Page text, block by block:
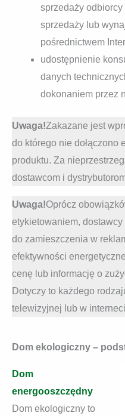
sprzedaży
sprzedaży lub
pośrednictwem
udostępnienie
danych
dokonaniem przez
Uwaga!Zakazane jest
do którego nie dołączono
produktu. Za
dostawcom i
Uwaga!Oprócz
etykietowaniem,
do zamieszczenia w
efektywności
cenę lub informację o
Dotyczy to każdego
telewizyjnej lub w
Dom ekologiczny –
Dom
energooszczędny
Dom ekologiczny to